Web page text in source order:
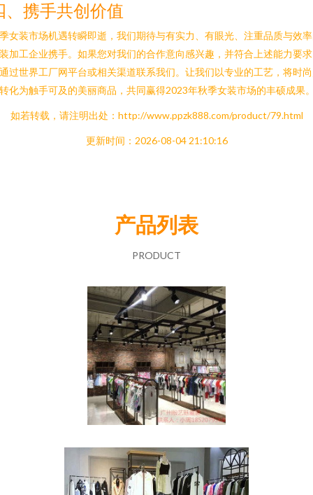
、携手共创价值
女装市场机遇转瞬即逝，我们期待与有实力、有眼光、注重品质与效
加工企业携手。如果您对我们的合作意向感兴趣，并符合上述能力要
过世界工厂网平台或相关渠道联系我们。让我们以专业的工艺，将时
化为触手可及的美丽商品，共同赢得2023年秋季女装市场的丰硕成果
如若转载，请注明出处：http://www.ppzk888.com/product/79.html
更新时间：2026-08-04 21:10:16
产品列表
PRODUCT